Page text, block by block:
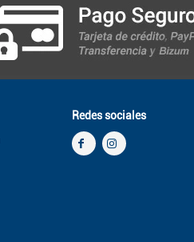
Redes sociales